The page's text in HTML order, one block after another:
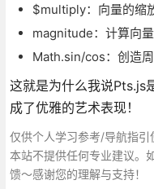
$multiply：向量的缩
magnitude：计算向
Math.sin/cos：创造
这就是为什么我说Pts.js
成了优雅的艺术表现！
仅供个人学习参考/导航指引
本站不提供任何专业建议。
馈～感谢您的理解与支持！